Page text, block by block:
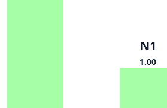
1.00
N1